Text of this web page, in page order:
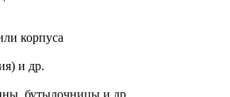
корпуса
и др.
бутылочницы и др.